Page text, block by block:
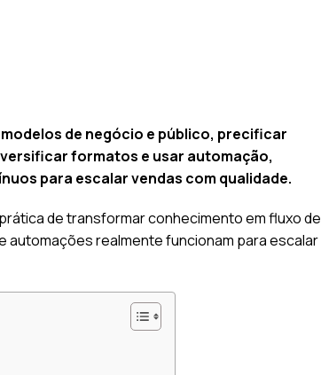
de negócio e público, precificar
formatos e usar automação,
para escalar vendas com qualidade.
de transformar conhecimento em fluxo de
automações realmente funcionam para escalar